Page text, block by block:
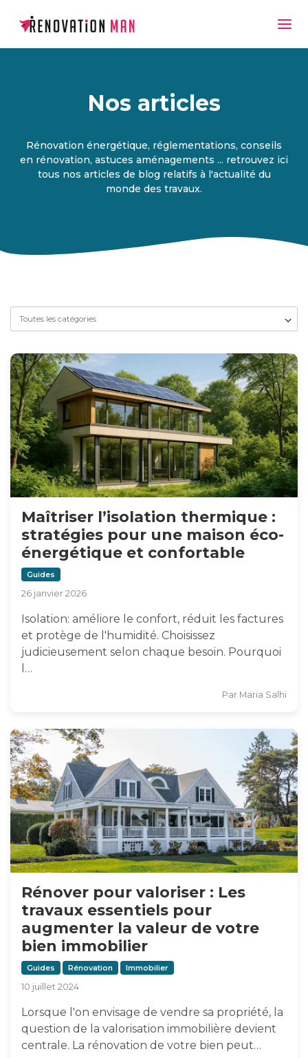
Nos articles
Rénovation énergétique, réglementations, conseils
en rénovation, astuces aménagements ... retrouvez ici
tous nos articles de blog relatifs à l'actualité du
monde des travaux.
Maîtriser l’isolation thermique :
stratégies pour une maison éco-
énergétique et confortable
Guides
26 janvier 2026
Isolation: améliore le confort, réduit les factures
et protège de l'humidité. Choisissez
judicieusement selon chaque besoin. Pourquoi
l…
Par Maria Salhi
Rénover pour valoriser : Les
travaux essentiels pour
augmenter la valeur de votre
bien immobilier
Guides Rénovation Immobilier
10 juillet 2024
Lorsque l'on envisage de vendre sa propriété, la
question de la valorisation immobilière devient
centrale. La rénovation de votre bien peut…